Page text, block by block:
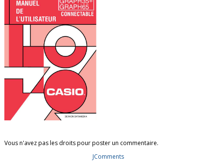
Vous n'avez pas les droits pour poster un commentaire.
JComments